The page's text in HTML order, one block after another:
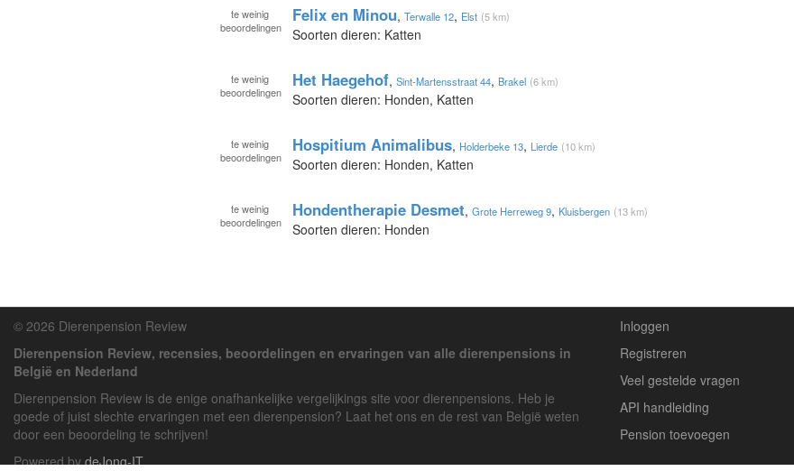
te weinig
beoordelingen
Felix en Minou, Terwalle 12, Elst (5 km)
Soorten dieren: Katten
te weinig
beoordelingen
Het Haegehof, Sint-Martensstraat 44, Brakel (6 km)
Soorten dieren: Honden, Katten
te weinig
beoordelingen
Hospitium Animalibus, Holderbeke 13, Lierde (10 km)
Soorten dieren: Honden, Katten
te weinig
beoordelingen
Hondentherapie Desmet, Grote Herreweg 9, Kluisbergen (13 km)
Soorten dieren: Honden
© 2026 Dierenpension Review
Dierenpension Review, recensies, beoordelingen en ervaringen van alle dierenpensions in
België en Nederland
Dierenpension Review is de enige onafhankelijke vergelijkings site voor dierenpensions. Heb je
goede of juist slechte ervaringen met een dierenpension? Laat het ons en de rest van België weten
door een beoordeling te schrijven!
Powered bydeJong-IT
Inloggen
Registreren
Veel gestelde vragen
API handleiding
Pension toevoegen